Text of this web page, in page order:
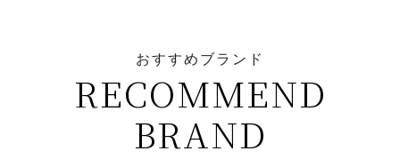
おすすめブランド
RECOMMEND
BRAND